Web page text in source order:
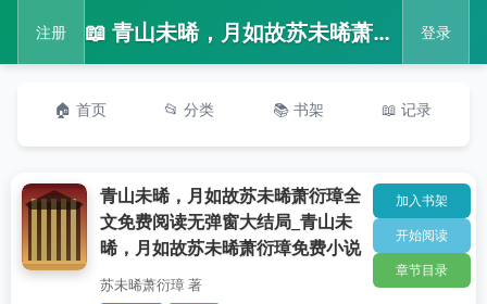
注册 📖 青山未晞，月如故苏未晞萧衍璋全文免费阅读无弹窗大结局_青山未晞，月如故苏未晞萧衍璋免费小说 登录
🏠 首页 📂 分类 📚 书架 📖 记录
青山未晞，月如故苏未晞萧衍璋全
文免费阅读无弹窗大结局_青山未
晞，月如故苏未晞萧衍璋免费小说
苏未晞萧衍璋 著
加入书架
开始阅读
章节目录